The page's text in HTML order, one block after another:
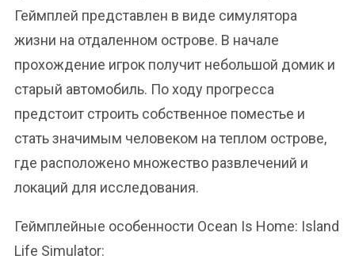
Геймплей представлен в виде симулятора
жизни на отдаленном острове. В начале
прохождение игрок получит небольшой домик и
старый автомобиль. По ходу прогресса
предстоит строить собственное поместье и
стать значимым человеком на теплом острове,
где расположено множество развлечений и
локаций для исследования.
Геймплейные особенности Ocean Is Home: Island
Life Simulator: